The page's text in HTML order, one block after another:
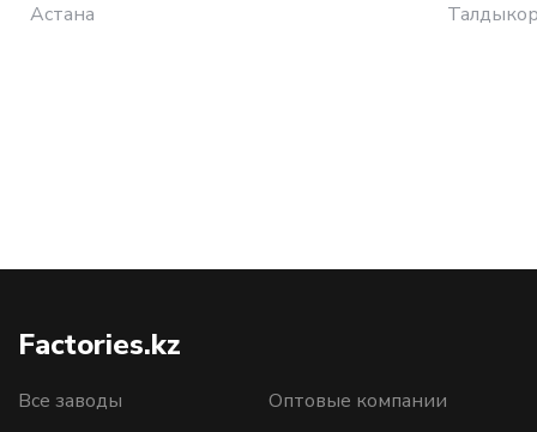
Астана
Factories.kz
Все заводы
Оптовые компании